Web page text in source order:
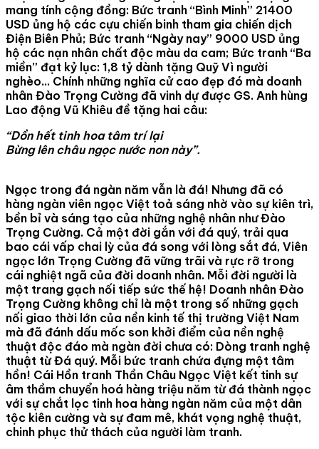
mang tính cộng đồng: Bức tranh “Bình Minh” 21400
USD ủng hộ các cựu chiến binh tham gia chiến dịch
Điện Biên Phủ; Bức tranh “Ngày nay” 9000 USD ủng
hộ các nạn nhân chất độc màu da cam; Bức tranh “Ba
miền” đạt kỷ lục: 1,8 tỷ dành tặng Quỹ Vì người
nghèo… Chính những nghĩa cử cao đẹp đó mà doanh
nhân Đào Trọng Cường đã vinh dự được GS. Anh hùng
Lao động Vũ Khiêu đề tặng hai câu:
“Dồn hết tinh hoa tâm trí lại
Bừng lên châu ngọc nước non này”.
Ngọc trong đá ngàn năm vẫn là đá! Nhưng đã có
hàng ngàn viên ngọc Việt toả sáng nhờ vào sự kiên trì,
bền bỉ và sáng tạo của những nghệ nhân như Đào
Trọng Cường. Cả một đời gắn với đá quý, trải qua
bao cái vấp chai lỳ của đá song với lòng sắt đá, Viên
ngọc lớn Trọng Cường đã vững trãi và rực rỡ trong
cái nghiệt ngã của đời doanh nhân. Mỗi đời người là
một trang gạch nối tiếp sức thế hệ! Doanh nhân Đào
Trọng Cường không chỉ là một trong số những gạch
nối giao thời lớn của nền kinh tế thị trường Việt Nam
mà đã đánh dấu mốc son khởi điểm của nền nghệ
thuật độc đáo mà ngàn đời chưa có: Dòng tranh nghệ
thuật từ Đá quý. Mỗi bức tranh chứa đựng một tâm
hồn! Cái Hồn tranh Thần Châu Ngọc Việt kết tinh sự
âm thầm chuyển hoá hàng triệu năm từ đá thành ngọc
với sự chắt lọc tinh hoa hàng ngàn năm của một dân
tộc kiên cường và sự đam mê, khát vọng nghệ thuật,
chinh phục thử thách của người làm tranh.